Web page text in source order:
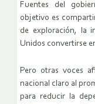
Fuentes del
objetivo es
de exploración, la
Unidos convertirse
Pero otras voces
nacional claro al
para reducir la